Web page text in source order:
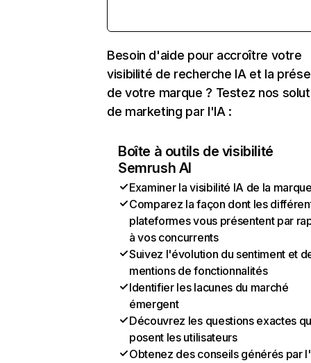
Besoin d'aide pour accroître votre
visibilité de recherche IA et la
de votre marque ? Testez nos
de marketing par l'IA :
Boîte à outils de visibilité
Semrush AI
Examiner la visibilité IA de la
Comparez la façon dont les
plateformes vous présentent par
à vos concurrents
Suivez l'évolution du sentiment et
mentions de fonctionnalités
Identifier les lacunes du marché
émergent
Découvrez les questions exactes
posent les utilisateurs
Obtenez des conseils générés par